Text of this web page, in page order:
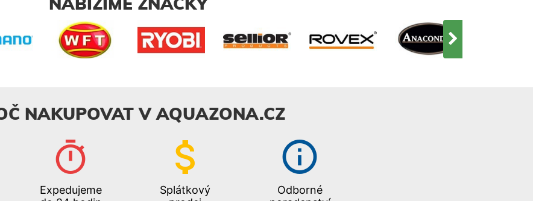
NABÍZÍME ZNAČKY
NAKUPOVAT V AQUAZONA.CZ
Expedujeme
Splátkový
Odborné